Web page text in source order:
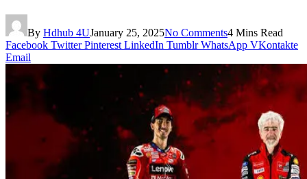
By Hdhub 4UJanuary 25, 2025No Comments4 Mins Read
Facebook Twitter Pinterest LinkedIn Tumblr WhatsApp VKontakte
Email